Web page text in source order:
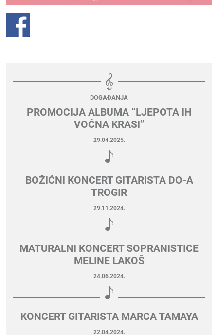
DOGAĐANJA
PROMOCIJA ALBUMA “LJEPOTA IH
VOĆNA KRASI”
29.04.2025.
BOŽIĆNI KONCERT GITARISTA DO-A
TROGIR
29.11.2024.
MATURALNI KONCERT SOPRANISTICE
MELINE LAKOŠ
24.06.2024.
KONCERT GITARISTA MARCA TAMAYA
22.04.2024.